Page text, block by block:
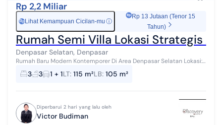
Rp 2,2 Miliar
Rp Lihat Kemampuan Cicilan-mu ⓘ
Rp 13 Jutaan (Tenor 15
Tahun)
Rumah Semi Villa Lokasi Strategis
Denpasar Selatan, Denpasar
Rumah Baru Modern Kontemporer Di Area Denpasar Selatan Lokasi:
Sesetan Denpasar Selatan Tahun bangunan : 2026 Berapa Lantai : 2
Luas Tanah : 11...
3 3 1 + 1LT: 115 m²LB: 105 m²
Diperbarui 2 hari yang lalu oleh
Victor Budiman